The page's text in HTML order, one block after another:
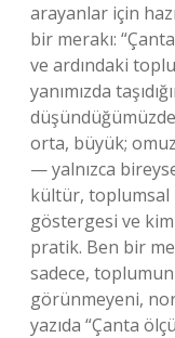
arayanlar için
bir merakı:
ve ardındaki
yanımızda
orta, büyük;
— yalnızca
kültür, toplumsal
göstergesi ve
pratik. Ben bir
sadece,
görünmeyeni,
yazıda “Çanta